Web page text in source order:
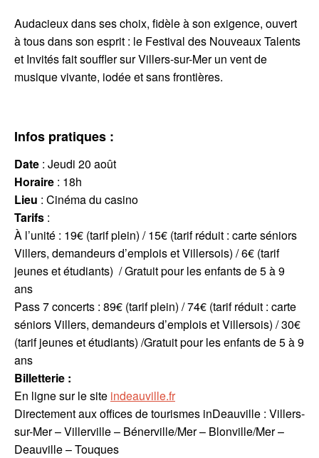
Audacieux dans ses choix, fidèle à son exigence, ouvert
à tous dans son esprit : le Festival des Nouveaux Talents
et Invités fait souffler sur Villers-sur-Mer un vent de
musique vivante, iodée et sans frontières.
Infos pratiques :
Date : Jeudi 20 août
Horaire : 18h
Lieu : Cinéma du casino
Tarifs :
À l’unité : 19€ (tarif plein) / 15€ (tarif réduit : carte séniors
Villers, demandeurs d’emplois et Villersois) / 6€ (tarif
jeunes et étudiants) / Gratuit pour les enfants de 5 à 9
ans
Pass 7 concerts : 89€ (tarif plein) / 74€ (tarif réduit : carte
séniors Villers, demandeurs d’emplois et Villersois) / 30€
(tarif jeunes et étudiants) /Gratuit pour les enfants de 5 à 9
ans
Billetterie :
En ligne sur le site indeauville.fr
Directement aux offices de tourismes inDeauville : Villers-
sur-Mer – Villerville – Bénerville/Mer – Blonville/Mer –
Deauville – Touques